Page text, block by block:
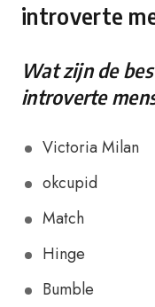
introverte
Wat zijn de
introverte
Victoria Milan
okcupid
Match
Hinge
Bumble